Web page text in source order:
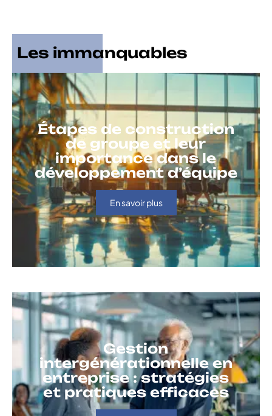
Les immanquables
Étapes de construction
de groupe et leur
importance dans le
développement d’équipe
En savoir plus
Gestion
intergénérationnelle en
entreprise : stratégies
et pratiques efficaces